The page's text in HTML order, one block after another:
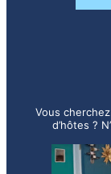
Vous
d’hôtes ?